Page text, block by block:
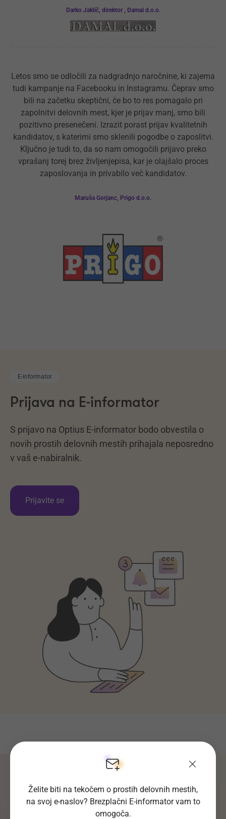
Darko Jaklič, direktor , Damal d.o.o.
Letos smo se odločili za nadgradnjo naročnine, ki zajema
tudi kampanje na Facebooku in Instagramu. Čeprav smo
bili na začetku skeptični, če bo to res pomagalo pri
zapolnitvi delovnih mest, kjer je prijav manj, smo bili
pozitivno presenečeni. Izrazit porast prijav kvalitetnih
kandidatov, s katerimi smo sklenili pogodbe o zaposlitvi.
Ključno je tudi to, da so nam omogočili prijavo preko
vprašanj torej brez življenjepisa, kar je olajšalo proces
zaposlovanja in privabilo več kandidatov.
Maruša Gorjanc, Prigo d.o.o.
E-informator
Prijava na E-informator
S prijavo na Optius E-informator bodo obvestila o
novih prostih delovnih mestih prihajala neposredno
v vaš e-nabiralnik.
Prijavite se
Brezplačni uporabniški račun
Želite biti na tekočem o prostih delovnih mestih,
na svoj e-naslov? Brezplačni E-informator vam to
omogoča.